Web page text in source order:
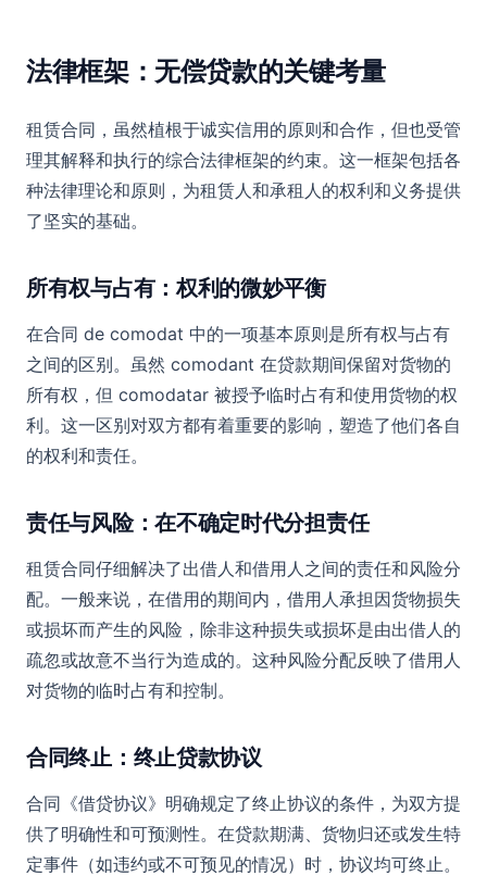
法律框架：无偿贷款的关键考量
租赁合同，虽然植根于诚实信用的原则和合作，但也受管
理其解释和执行的综合法律框架的约束。这一框架包括各
种法律理论和原则，为租赁人和承租人的权利和义务提供
了坚实的基础。
所有权与占有：权利的微妙平衡
在合同 de comodat 中的一项基本原则是所有权与占有
之间的区别。虽然 comodant 在贷款期间保留对货物的
所有权，但 comodatar 被授予临时占有和使用货物的权
利。这一区别对双方都有着重要的影响，塑造了他们各自
的权利和责任。
责任与风险：在不确定时代分担责任
租赁合同仔细解决了出借人和借用人之间的责任和风险分
配。一般来说，在借用的期间内，借用人承担因货物损失
或损坏而产生的风险，除非这种损失或损坏是由出借人的
疏忽或故意不当行为造成的。这种风险分配反映了借用人
对货物的临时占有和控制。
合同终止：终止贷款协议
合同《借贷协议》明确规定了终止协议的条件，为双方提
供了明确性和可预测性。在贷款期满、货物归还或发生特
定事件（如违约或不可预见的情况）时，协议均可终止。